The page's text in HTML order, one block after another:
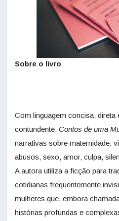
Sobre o livro
Com linguagem concisa, direta
contundente, Contos de uma
narrativas sobre maternidade,
abusos, sexo, amor, culpa,
A autora utiliza a ficção para
cotidianas frequentemente
mulheres que, embora
histórias profundas e